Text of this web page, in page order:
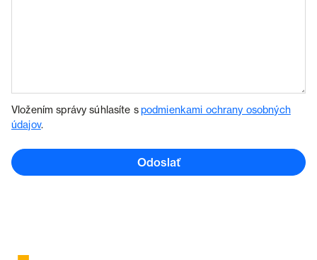
Vložením správy súhlasíte spodmienkami ochrany osobných
údajov.
Odoslať